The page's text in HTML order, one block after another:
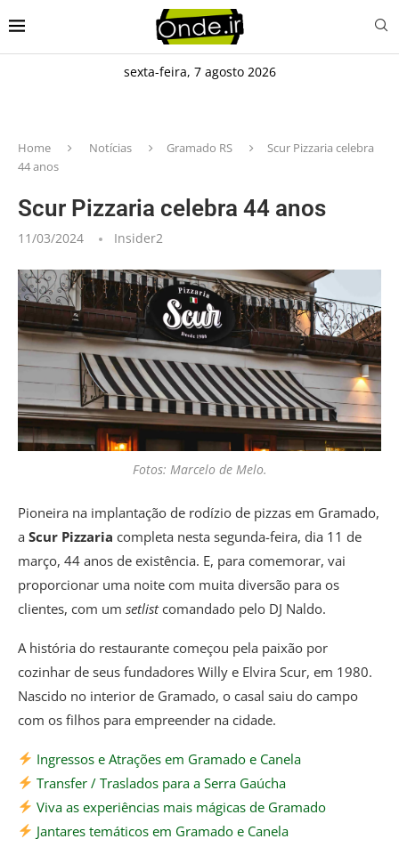
sexta-feira, 7 agosto 2026
Home Notícias Gramado RS
Scur Pizzaria celebra
44 anos
Scur Pizzaria celebra 44 anos
11/03/2024 Insider2
Fotos: Marcelo de Melo.
Pioneira na implantação de rodízio de pizzas em Gramado,
a Scur Pizzaria completa nesta segunda-feira, dia 11 de
março, 44 anos de existência. E, para comemorar, vai
proporcionar uma noite com muita diversão para os
clientes, com um setlistcomandado pelo DJ Naldo.
A história do restaurante começou pela paixão por
cozinhar de seus fundadores Willy e Elvira Scur, em 1980.
Nascido no interior de Gramado, o casal saiu do campo
com os filhos para empreender na cidade.
Ingressos e Atrações em Gramado e Canela
Transfer / Traslados para a Serra Gaúcha
Viva as experiências mais mágicas de Gramado
Jantares temáticos em Gramado e Canela